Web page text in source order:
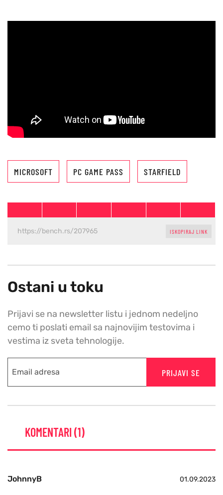
MICROSOFT PC GAME PASS STARFIELD
ISKOPIRAJ LINK
Ostani u toku
Prijavi se na newsletter listu i jednom nedeljno
cemo ti poslati email sa najnovijim testovima i
vestima iz sveta tehnologije.
PRIJAVI SE
KOMENTARI (1)
JohnnyB 01.09.2023